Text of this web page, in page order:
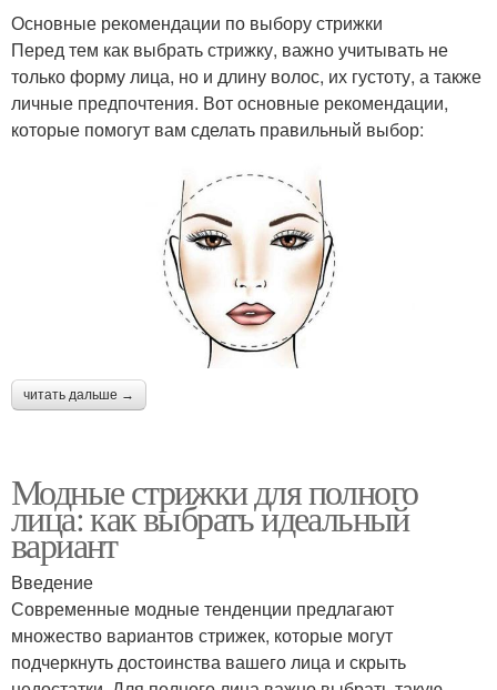
Основные рекомендации по выбору стрижки
Перед тем как выбрать стрижку, важно учитывать не
только форму лица, но и длину волос, их густоту, а также
личные предпочтения. Вот основные рекомендации,
которые помогут вам сделать правильный выбор:
читать дальше →
Модные стрижки для полного
лица: как выбрать идеальный
вариант
Введение
Современные модные тенденции предлагают
множество вариантов стрижек, которые могут
подчеркнуть достоинства вашего лица и скрыть